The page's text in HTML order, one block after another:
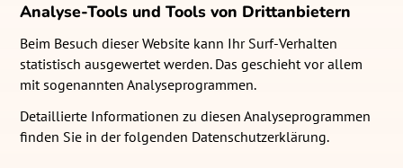
Analyse-Tools und Tools von Dritt­anbietern
Beim Besuch dieser Website kann Ihr Surf-Verhalten
statistisch ausgewertet werden. Das geschieht vor allem
mit sogenannten Analyseprogrammen.
Detaillierte Informationen zu diesen Analyseprogrammen
finden Sie in der folgenden Datenschutzerklärung.